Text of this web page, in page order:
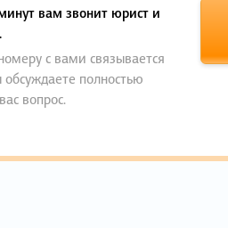
вам звонит юрист и
с вами связывается
полностью
вопрос.